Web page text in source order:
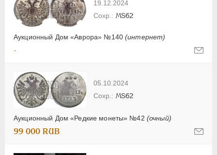
19.12.2024
Аукционный Дом «Аврора» №140(интернет)
MS62
-
05.10.2024
Аукционный Дом «Редкие монеты» №42 (очный)
MS62
99 000 RUB